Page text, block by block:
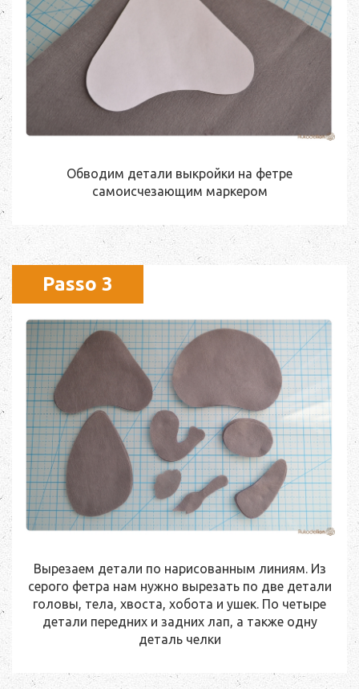
Обводим детали выкройки на фетре
самоисчезающим маркером
Passo 3
Вырезаем детали по нарисованным линиям. Из
серого фетра нам нужно вырезать по две детали
головы, тела, хвоста, хобота и ушек. По четыре
детали передних и задних лап, а также одну
деталь челки